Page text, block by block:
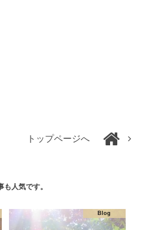
トップページへ
も人気です。
Blog